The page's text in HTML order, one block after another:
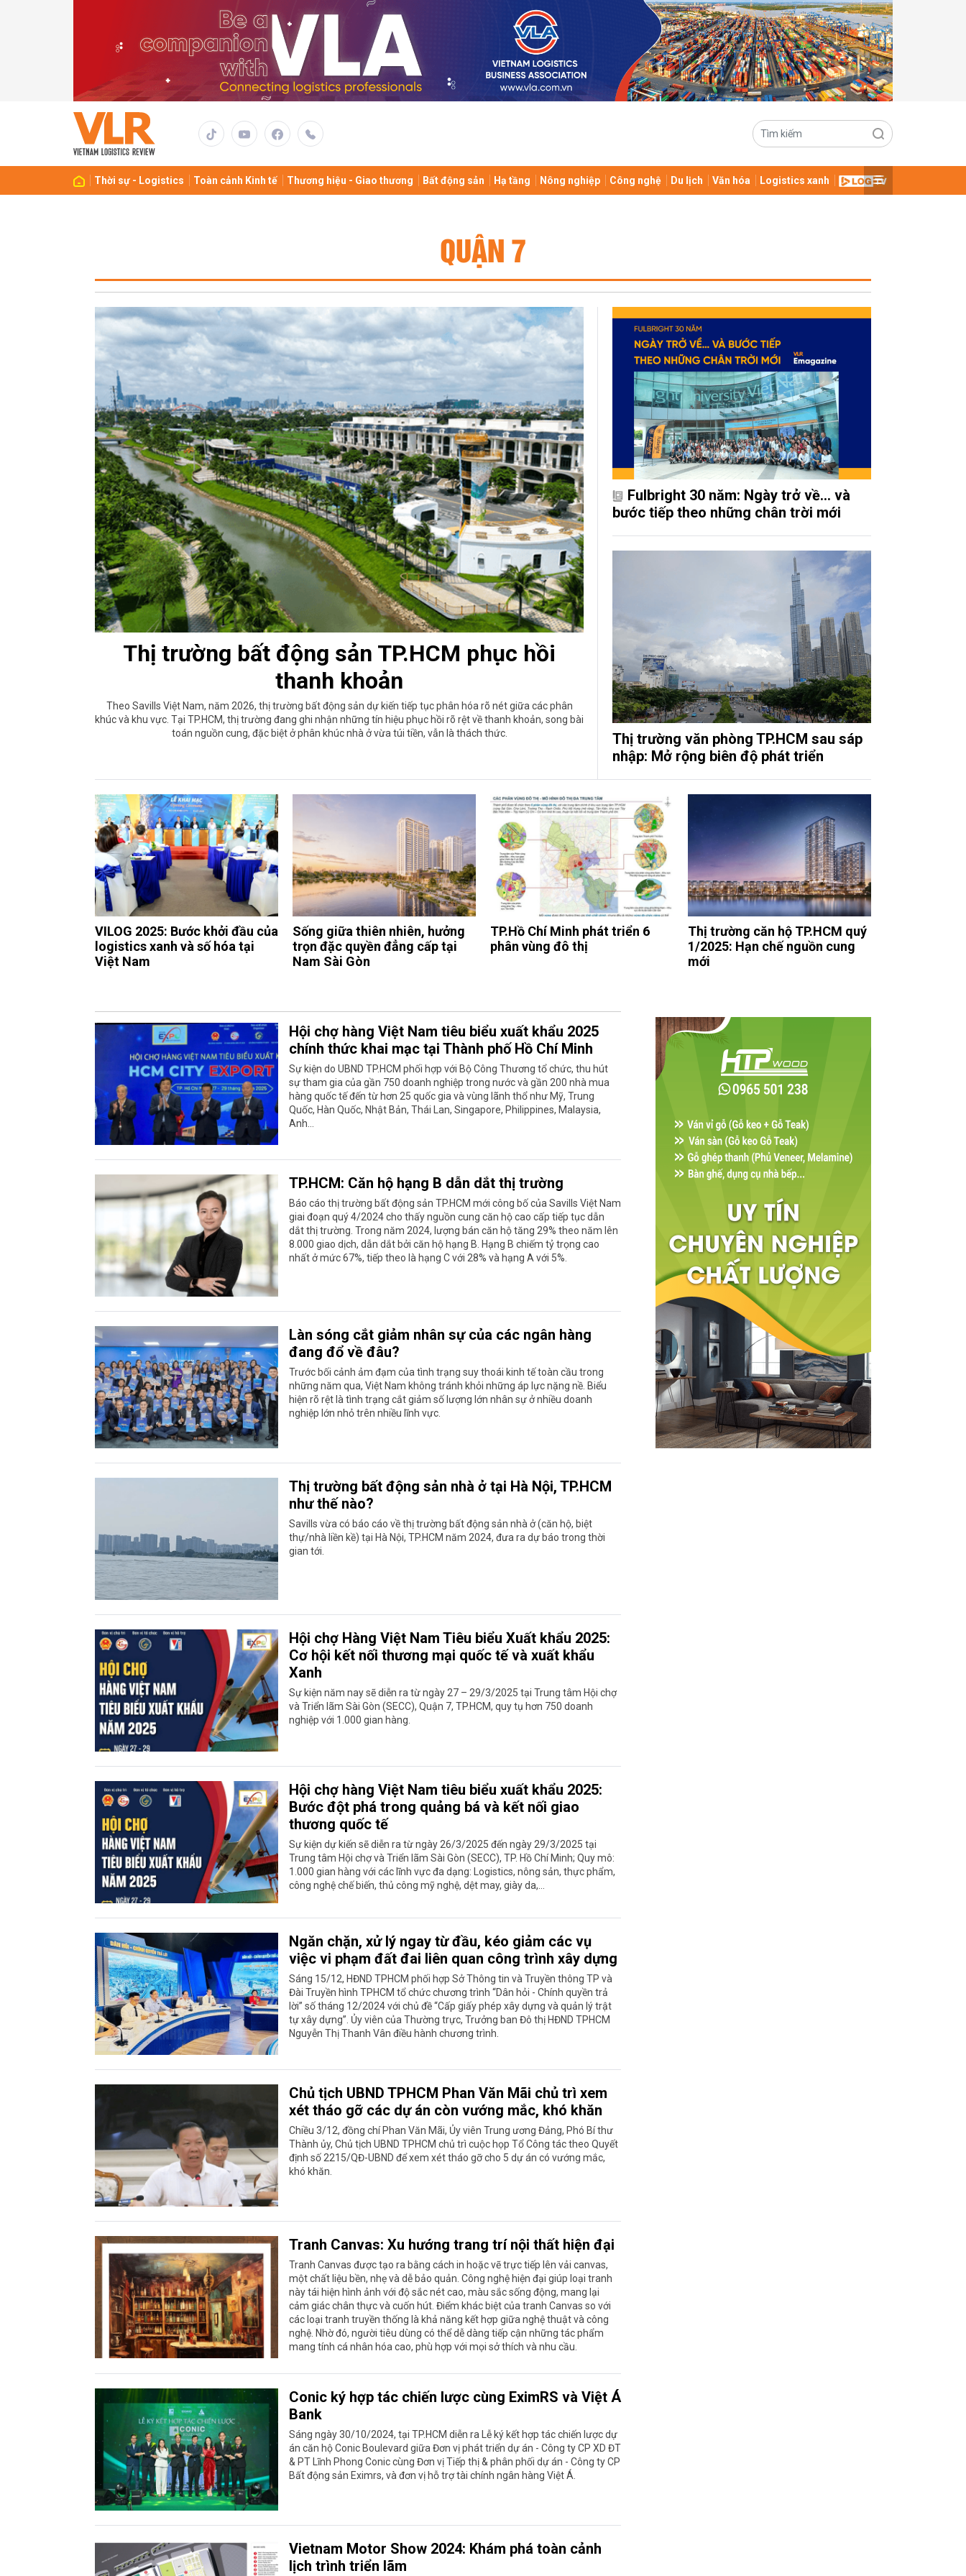
Thời sự - Logistics Toàn cảnh Kinh tế Thương hiệu - Giao thương Bất động sản Hạ tầng Nông nghiệp Công nghệ Du lịch Văn hóa Logistics xanh
QUẬN 7
Thị trường bất động sản TP.HCM phục hồi
thanh khoản
Theo Savills Việt Nam, năm 2026, thị trường bất động sản dự kiến tiếp tục phân hóa rõ nét giữa các phân
khúc và khu vực. Tại TP.HCM, thị trường đang ghi nhận những tín hiệu phục hồi rõ rệt về thanh khoản, song bài
toán nguồn cung, đặc biệt ở phân khúc nhà ở vừa túi tiền, vẫn là thách thức.
Fulbright 30 năm: Ngày trở về… và
bước tiếp theo những chân trời mới
Thị trường văn phòng TP.HCM sau sáp
nhập: Mở rộng biên độ phát triển
VILOG 2025: Bước khởi đầu của
logistics xanh và số hóa tại
Việt Nam
Sống giữa thiên nhiên, hưởng
trọn đặc quyền đẳng cấp tại
Nam Sài Gòn
TP.Hồ Chí Minh phát triển 6
phân vùng đô thị
Thị trường căn hộ TP.HCM quý
1/2025: Hạn chế nguồn cung
mới
Hội chợ hàng Việt Nam tiêu biểu xuất khẩu 2025
chính thức khai mạc tại Thành phố Hồ Chí Minh
Sự kiện do UBND TP.HCM phối hợp với Bộ Công Thương tổ chức, thu hút
sự tham gia của gần 750 doanh nghiệp trong nước và gần 200 nhà mua
hàng quốc tế đến từ hơn 25 quốc gia và vùng lãnh thổ như Mỹ, Trung
Quốc, Hàn Quốc, Nhật Bản, Thái Lan, Singapore, Philippines, Malaysia,
Anh…
TP.HCM: Căn hộ hạng B dẫn dắt thị trường
Báo cáo thị trường bất động sản TP.HCM mới công bố của Savills Việt Nam
giai đoạn quý 4/2024 cho thấy nguồn cung căn hộ cao cấp tiếp tục dẫn
dắt thị trường. Trong năm 2024, lượng bán căn hộ tăng 29% theo năm lên
8.000 giao dịch, dẫn dắt bởi căn hộ hạng B. Hạng B chiếm tỷ trọng cao
nhất ở mức 67%, tiếp theo là hạng C với 28% và hạng A với 5%.
Làn sóng cắt giảm nhân sự của các ngân hàng
đang đổ về đâu?
Trước bối cảnh ảm đạm của tình trạng suy thoái kinh tế toàn cầu trong
những năm qua, Việt Nam không tránh khỏi những áp lực nặng nề. Biểu
hiện rõ rệt là tình trạng cắt giảm số lượng lớn nhân sự ở nhiều doanh
nghiệp lớn nhỏ trên nhiều lĩnh vực.
Thị trường bất động sản nhà ở tại Hà Nội, TP.HCM
như thế nào?
Savills vừa có báo cáo về thị trường bất động sản nhà ở (căn hộ, biệt
thự/nhà liền kề) tại Hà Nội, TP.HCM năm 2024, đưa ra dự báo trong thời
gian tới.
Hội chợ Hàng Việt Nam Tiêu biểu Xuất khẩu 2025:
Cơ hội kết nối thương mại quốc tế và xuất khẩu
Xanh
Sự kiện năm nay sẽ diễn ra từ ngày 27 – 29/3/2025 tại Trung tâm Hội chợ
và Triển lãm Sài Gòn (SECC), Quận 7, TP.HCM, quy tụ hơn 750 doanh
nghiệp với 1.000 gian hàng.
Hội chợ hàng Việt Nam tiêu biểu xuất khẩu 2025:
Bước đột phá trong quảng bá và kết nối giao
thương quốc tế
Sự kiện dự kiến sẽ diễn ra từ ngày 26/3/2025 đến ngày 29/3/2025 tại
Trung tâm Hội chợ và Triển lãm Sài Gòn (SECC), TP. Hồ Chí Minh; Quy mô:
1.000 gian hàng với các lĩnh vực đa dạng: Logistics, nông sản, thực phẩm,
công nghệ chế biến, thủ công mỹ nghệ, dệt may, giày da,...
Ngăn chặn, xử lý ngay từ đầu, kéo giảm các vụ
việc vi phạm đất đai liên quan công trình xây dựng
Sáng 15/12, HĐND TPHCM phối hợp Sở Thông tin và Truyền thông TP và
Đài Truyền hình TPHCM tổ chức chương trình “Dân hỏi - Chính quyền trả
lời” số tháng 12/2024 với chủ đề “Cấp giấy phép xây dựng và quản lý trật
tự xây dựng”. Ủy viên của Thường trực, Trưởng ban Đô thị HĐND TPHCM
Nguyễn Thị Thanh Vân điều hành chương trình.
Chủ tịch UBND TPHCM Phan Văn Mãi chủ trì xem
xét tháo gỡ các dự án còn vướng mắc, khó khăn
Chiều 3/12, đồng chí Phan Văn Mãi, Ủy viên Trung ương Đảng, Phó Bí thư
Thành ủy, Chủ tịch UBND TPHCM chủ trì cuộc họp Tổ Công tác theo Quyết
định số 2215/QĐ-UBND để xem xét tháo gỡ cho 5 dự án có vướng mắc,
khó khăn.
Tranh Canvas: Xu hướng trang trí nội thất hiện đại
Tranh Canvas được tạo ra bằng cách in hoặc vẽ trực tiếp lên vải canvas,
một chất liệu bền, nhẹ và dễ bảo quản. Công nghệ hiện đại giúp loại tranh
này tái hiện hình ảnh với độ sắc nét cao, màu sắc sống động, mang lại
cảm giác chân thực và cuốn hút. Điểm khác biệt của tranh Canvas so với
các loại tranh truyền thống là khả năng kết hợp giữa nghệ thuật và công
nghệ. Nhờ đó, người tiêu dùng có thể dễ dàng tiếp cận những tác phẩm
mang tính cá nhân hóa cao, phù hợp với mọi sở thích và nhu cầu.
Conic ký hợp tác chiến lược cùng EximRS và Việt Á
Bank
Sáng ngày 30/10/2024, tại TP.HCM diễn ra Lễ ký kết hợp tác chiến lược dự
án căn hộ Conic Boulevard giữa Đơn vị phát triển dự án - Công ty CP XD ĐT
& PT Lĩnh Phong Conic cùng Đơn vị Tiếp thị & phân phối dự án - Công ty CP
Bất động sản Eximrs, và đơn vị hỗ trợ tài chính ngân hàng Việt Á.
Vietnam Motor Show 2024: Khám phá toàn cảnh
lịch trình triển lãm